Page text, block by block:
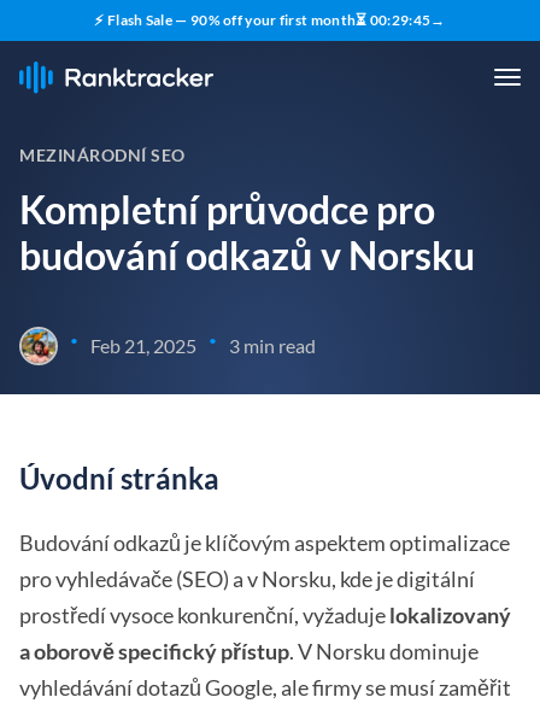
⚡ Flash Sale — 90% off your first month⏳ 00:29:44→
MEZINÁRODNÍ SEO
Kompletní průvodce pro
budování odkazů v Norsku
• Feb 21, 2025 • 3 min read
Úvodní stránka
Budování odkazů je klíčovým aspektem optimalizace
pro vyhledávače (SEO) a v Norsku, kde je digitální
prostředí vysoce konkurenční, vyžadujelokalizovaný
a oborově specifický přístup. V Norsku dominuje
vyhledávání dotazů Google, ale firmy se musí zaměřit